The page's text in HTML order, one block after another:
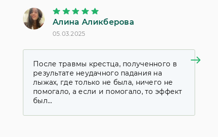
Алина Аликберова
05.03.2025
После травмы крестца, полученного в
результате неудачного падания на
лыжах, где только не была, ничего не
помогало, а если и помогало, то эффект
был...